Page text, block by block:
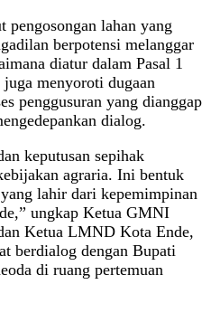
lahan yang
berpotensi melanggar
diatur dalam Pasal 1
menyoroti dugaan
penggusuran yang dianggap
dialog.
keputusan sepihak
agraria. Ini bentuk
lahir dari kepemimpinan
ungkap Ketua GMNI
Ketua LMND Kota Ende,
berdialog dengan Bupati
di ruang pertemuan